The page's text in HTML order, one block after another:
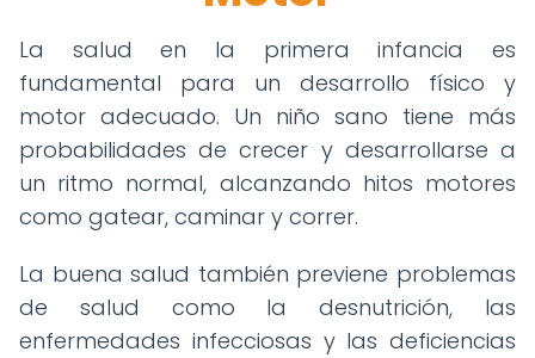
La salud en la primera infancia es
fundamental para un desarrollo físico y
motor adecuado. Un niño sano tiene más
probabilidades de crecer y desarrollarse a
un ritmo normal, alcanzando hitos motores
como gatear, caminar y correr.
La buena salud también previene problemas
de salud como la desnutrición, las
enfermedades infecciosas y las deficiencias